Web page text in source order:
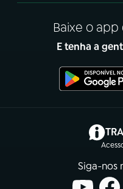
Baixe o
E tenha a
Siga-nos